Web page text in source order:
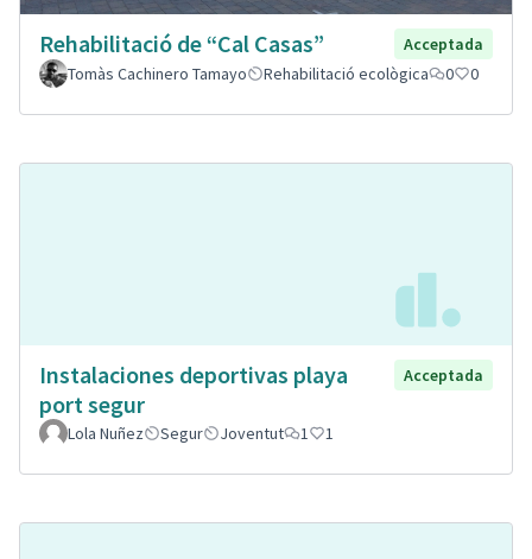
Rehabilitació de “Cal Casas”
Acceptada
Tomàs Cachinero Tamayo
Rehabilitació ecològica 0 0
Instalaciones deportivas playa
port segur
Acceptada
Lola Nuñez Segur Joventut 1 1